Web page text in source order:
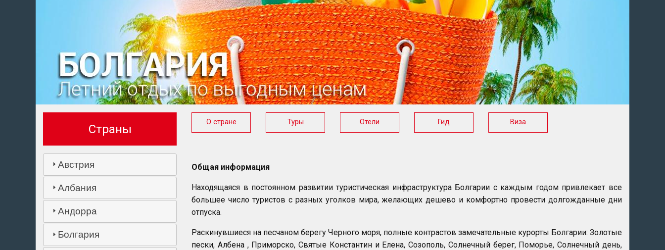
О стране Туры Отели Гид Виза
Общая информация
Находящаяся в постоянном развитии туристическая инфраструктура Болгарии с каждым годом привлекает все
большее число туристов с разных уголков мира, желающих дешево и комфортно провести долгожданные дни
отпуска.
Раскинувшиеся на песчаном берегу Черного моря, полные контрастов замечательные курорты Болгарии: Золотые
пески, Албена , Приморско, Святые Константин и Елена, Созополь, Солнечный берег, Поморье, Солнечный день,
Страны
Австрия
Албания
Андорра
Болгария